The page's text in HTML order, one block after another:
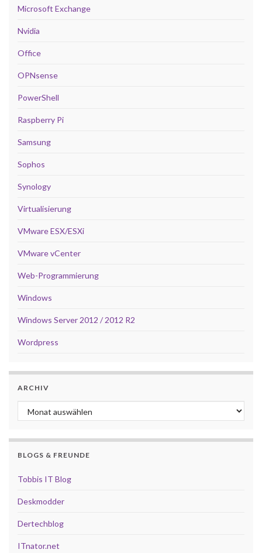
Microsoft Exchange
Nvidia
Office
OPNsense
PowerShell
Raspberry Pi
Samsung
Sophos
Synology
Virtualisierung
VMware ESX/ESXi
VMware vCenter
Web-Programmierung
Windows
Windows Server 2012 / 2012 R2
Wordpress
ARCHIV
Archiv
BLOGS & FREUNDE
Tobbis IT Blog
Deskmodder
Dertechblog
ITnator.net